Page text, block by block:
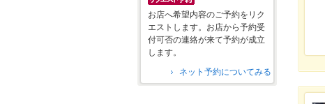
お店へ希望内容のご予約をリク
エストします。お店から予約受
付可否の連絡が来て予約が成立
します。
ネット予約についてみる